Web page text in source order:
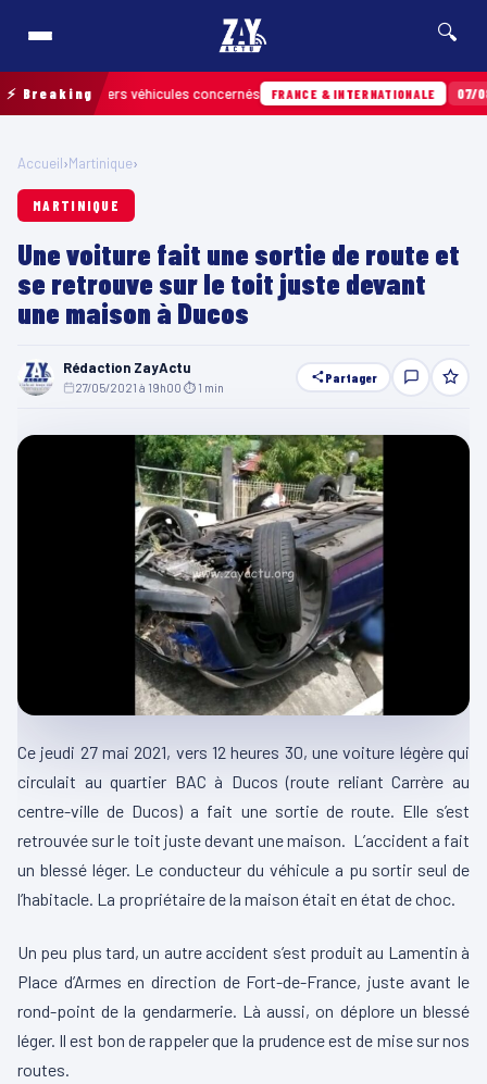
🔍
⚡ Breaking
les derniers véhicules concernés FRANCE & INTERNATIONALE 07/08 ·
Accueil›Martinique›
MARTINIQUE
Une voiture fait une sortie de route et
se retrouve sur le toit juste devant
une maison à Ducos
Rédaction ZayActu
27/05/2021 à 19h00 ⏱ 1 min
Partager
Ce jeudi 27 mai 2021, vers 12 heures 30, une voiture légère qui
circulait au quartier BAC à Ducos (route reliant Carrère au
centre-ville de Ducos) a fait une sortie de route. Elle s’est
retrouvée sur le toit juste devant une maison. L’accident a fait
un blessé léger. Le conducteur du véhicule a pu sortir seul de
l’habitacle. La propriétaire de la maison était en état de choc.
Un peu plus tard, un autre accident s’est produit au Lamentin à
Place d’Armes en direction de Fort-de-France, juste avant le
rond-point de la gendarmerie. Là aussi, on déplore un blessé
léger. Il est bon de rappeler que la prudence est de mise sur nos
routes.